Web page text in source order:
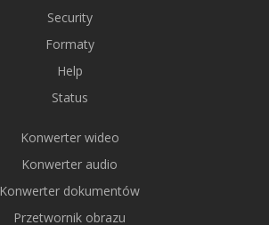
Security
Formaty
Help
Status
Konwerter wideo
Konwerter audio
Konwerter dokumentów
Przetwornik obrazu